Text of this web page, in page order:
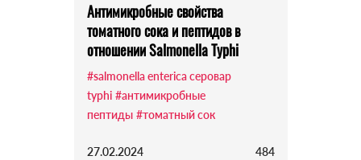
Антимикробные свойства
томатного сока и пептидов в
отношении Salmonella Typhi
#salmonella enterica серовар
typhi #антимикробные
пептиды #томатный сок
27.02.2024 484